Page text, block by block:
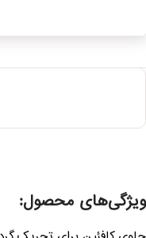
ویژگی‌های محصول: